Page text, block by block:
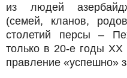
из людей
(семей, кланов,
столетий персы –
только в 20-е годы
правление «успешно»